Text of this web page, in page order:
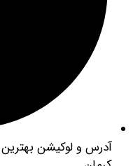
و لوکیشن بهترین